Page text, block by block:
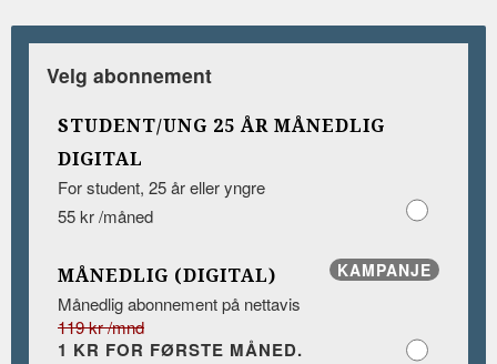
Velg abonnement
STUDENT/UNG 25 ÅR MÅNEDLIG
DIGITAL
For student, 25 år eller yngre
55 kr /måned
KAMPANJE
MÅNEDLIG (DIGITAL)
Månedlig abonnement på nettavis
119 kr /mnd
1 KR FOR FØRSTE MÅNED.